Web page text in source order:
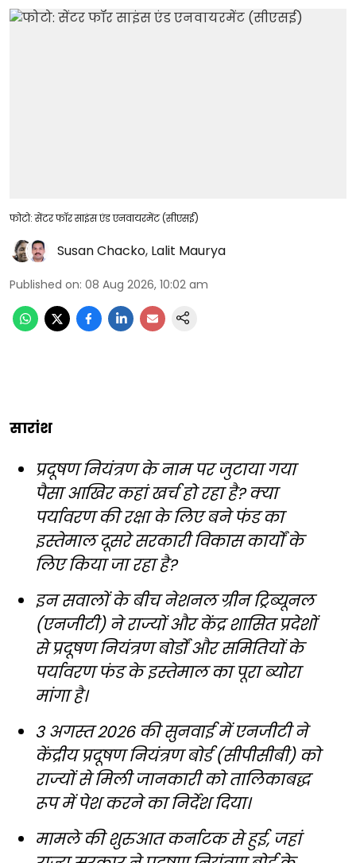
फोटो: सेंटर फॉर साइंस एंड एनवायरमेंट (सीएसई)
Susan Chacko, Lalit Maurya
Published on: 08 Aug 2026, 10:02 am
सारांश
प्रदूषण नियंत्रण के नाम पर जुटाया गया
पैसा आखिर कहां खर्च हो रहा है? क्या
पर्यावरण की रक्षा के लिए बने फंड का
इस्तेमाल दूसरे सरकारी विकास कार्यों के
लिए किया जा रहा है?
इन सवालों के बीच नेशनल ग्रीन ट्रिब्यूनल
(एनजीटी) ने राज्यों और केंद्र शासित प्रदेशों
से प्रदूषण नियंत्रण बोर्डों और समितियों के
पर्यावरण फंड के इस्तेमाल का पूरा ब्योरा
मांगा है।
3 अगस्त 2026 की सुनवाई में एनजीटी ने
केंद्रीय प्रदूषण नियंत्रण बोर्ड (सीपीसीबी) को
राज्यों से मिली जानकारी को तालिकाबद्ध
रूप में पेश करने का निर्देश दिया।
मामले की शुरुआत कर्नाटक से हुई, जहां